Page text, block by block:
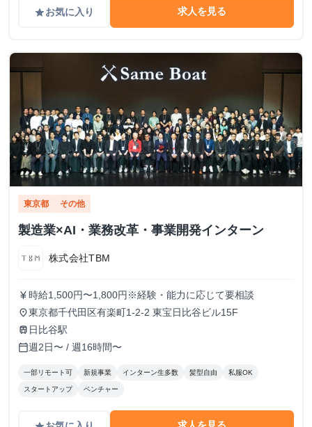
gradeお気に入り 求人を見る
東京都 その他
製造業×AI・業務改革・事業開発インターン
株式会社TBM
currency_yen 時給1,500円〜1,800円※経験・能力に応じて要相談
place東京都千代田区有楽町1-2-2 東宝日比谷ビル15F
train 日比谷駅
calendar_today週2日〜 / 週16時間〜
一部リモート可 新規事業 インターン生多数 髪型自由 私服OK
スタートアップ ベンチャー